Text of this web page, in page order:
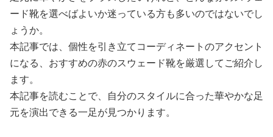
ード靴を選べばよいか迷っている方も多いのではないでし
ょうか。
本記事では、個性を引き立てコーディネートのアクセント
になる、おすすめの赤のスウェード靴を厳選してご紹介し
ます。
本記事を読むことで、自分のスタイルに合った華やかな足
元を演出できる一足が見つかります。